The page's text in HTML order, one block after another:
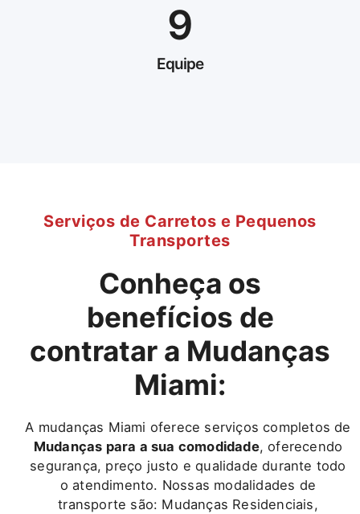
Equipe
9
Serviços de Carretos e Pequenos
Transportes
Conheça os
benefícios de
contratar a Mudanças
Miami:
A mudanças Miami oferece serviços completos de
Mudanças para a sua comodidade, oferecendo
segurança, preço justo e qualidade durante todo
o atendimento. Nossas modalidades de
transporte são: Mudanças Residenciais,